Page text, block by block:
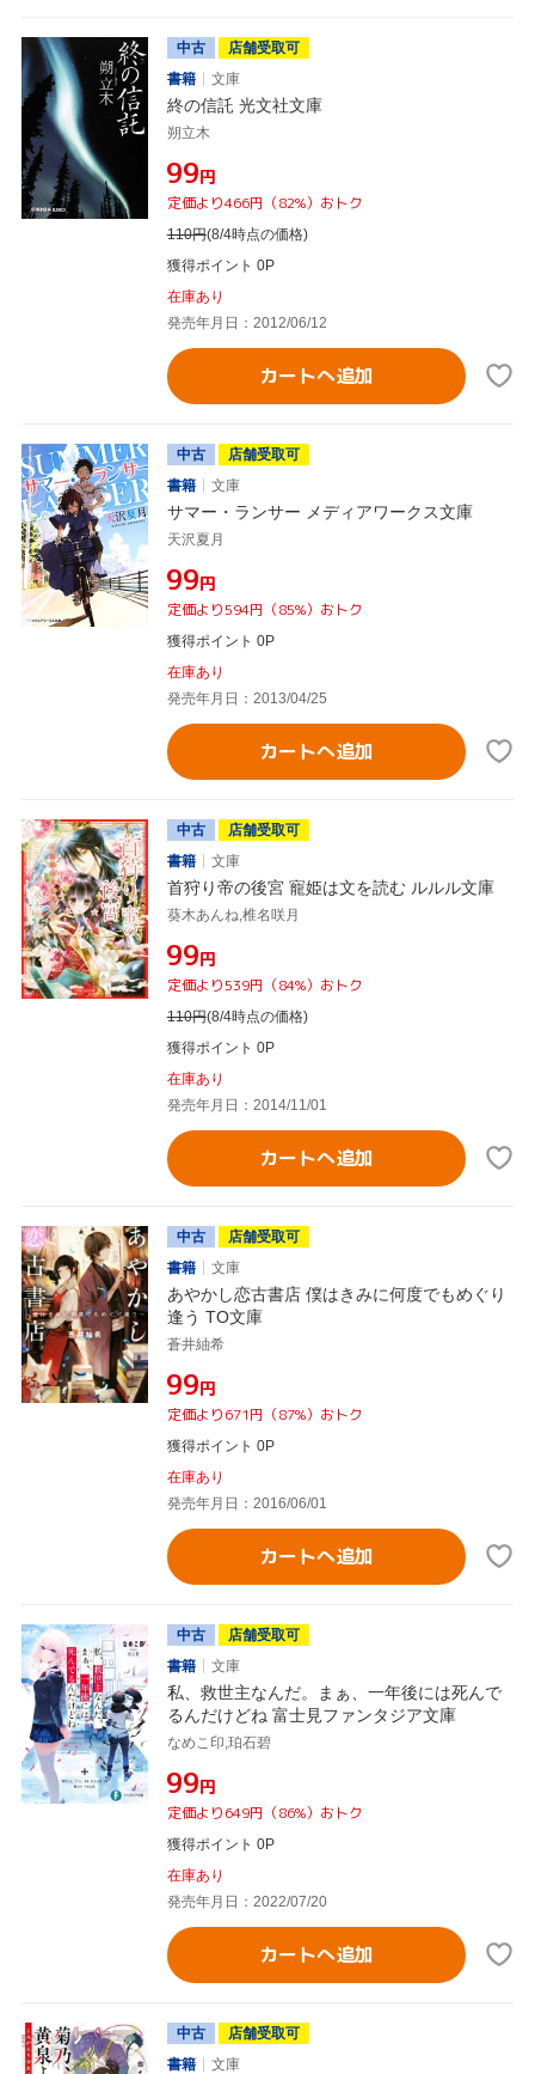
中古
店舗受取可
書籍
文庫
終の信託 光文社文庫
朔立木
¥99円
定価より466円（82%）おトク
110円(8/4時点の価格)
獲得ポイント 0P
在庫あり
発売年月日：2012/06/12
カートへ追加
中古
店舗受取可
書籍
文庫
サマー・ランサー メディアワークス文庫
天沢夏月
¥99円
定価より594円（85%）おトク
獲得ポイント 0P
在庫あり
発売年月日：2013/04/25
カートへ追加
中古
店舗受取可
書籍
文庫
首狩り帝の後宮 寵姫は文を読む ルルル文庫
葵木あんね,椎名咲月
¥99円
定価より539円（84%）おトク
110円(8/4時点の価格)
獲得ポイント 0P
在庫あり
発売年月日：2014/11/01
カートへ追加
中古
店舗受取可
書籍
文庫
あやかし恋古書店 僕はきみに何度でもめぐり
逢う TO文庫
蒼井紬希
¥99円
定価より671円（87%）おトク
獲得ポイント 0P
在庫あり
発売年月日：2016/06/01
カートへ追加
中古
店舗受取可
書籍
文庫
私、救世主なんだ。まぁ、一年後には死んで
るんだけどね 富士見ファンタジア文庫
なめこ印,珀石碧
¥99円
定価より649円（86%）おトク
獲得ポイント 0P
在庫あり
発売年月日：2022/07/20
カートへ追加
中古
店舗受取可
書籍
文庫